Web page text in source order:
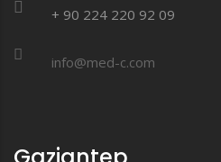
+ 90 224 220 92 09
info@med-c.com